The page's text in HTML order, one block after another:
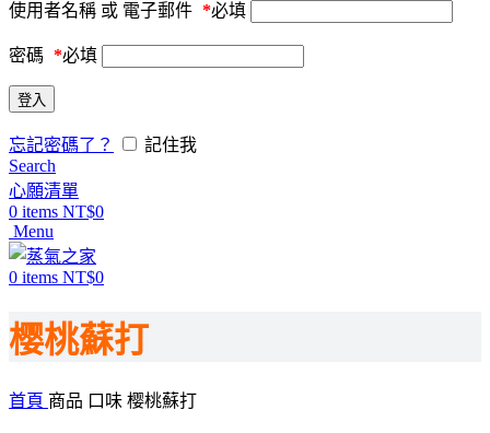
使用者名稱 或 電子郵件 *必填
密碼 *必填
登入
忘記密碼了？
記住我
Search
心願清單
0 items NT$0
Menu
0 items NT$0
樱桃蘇打
首頁 商品 口味 樱桃蘇打